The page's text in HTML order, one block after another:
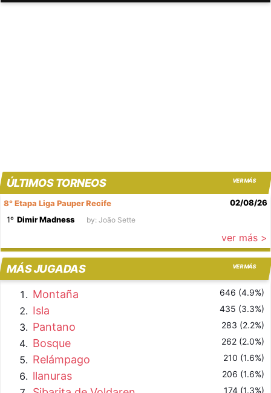
ÚLTIMOS TORNEOS VER MÁS
8° Etapa Liga Pauper Recife
02/08/26
1º Dimir Madness by: João Sette
ver más >
MÁS JUGADAS VER MÁS
Montaña 646 (4.9%)
Isla 435 (3.3%)
Pantano 283 (2.2%)
Bosque 262 (2.0%)
Relámpago 210 (1.6%)
llanuras 206 (1.6%)
174 (1.3%)